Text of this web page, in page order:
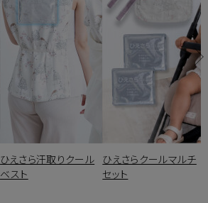
ひえさら汗取りクール
ベスト
ひえさらクールマルチ
セット